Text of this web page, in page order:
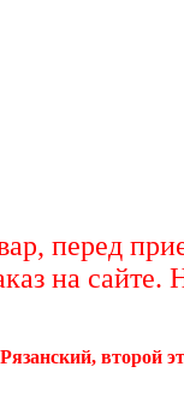
перед
на сайте.
второй